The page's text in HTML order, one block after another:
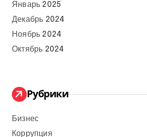
Январь 2025
Декабрь 2024
Ноябрь 2024
Октябрь 2024
Рубрики
Бизнес
Коррупция